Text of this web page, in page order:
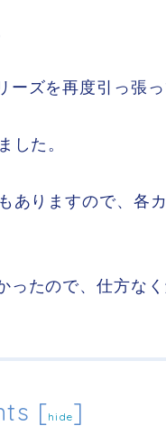
ズを再度引っ張っ
した。
ありますので、各
ったので、仕方な
[hide]